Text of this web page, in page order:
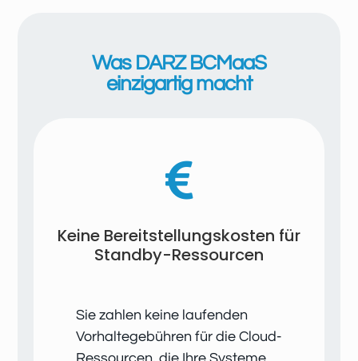
Was DARZ BCMaaS
einzigartig macht

Keine Bereitstellungskosten für
Standby-Ressourcen
Sie zahlen keine laufenden
Vorhalte­gebühren für die Cloud-